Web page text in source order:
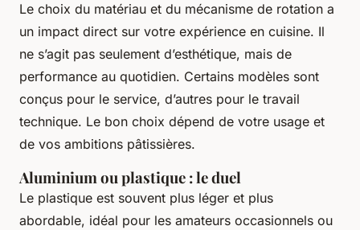
Le choix du matériau et du mécanisme de rotation a
un impact direct sur votre expérience en cuisine. Il
ne s’agit pas seulement d’esthétique, mais de
performance au quotidien. Certains modèles sont
conçus pour le service, d’autres pour le travail
technique. Le bon choix dépend de votre usage et
de vos ambitions pâtissières.
Aluminium ou plastique : le duel
Le plastique est souvent plus léger et plus
abordable, idéal pour les amateurs occasionnels ou